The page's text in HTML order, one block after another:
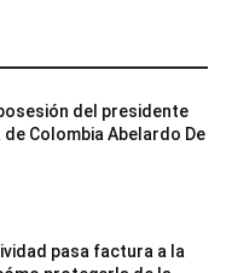
del presidente
de Colombia Abelardo De
pasa factura a la